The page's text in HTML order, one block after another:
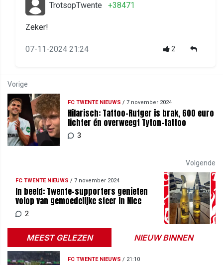
TrotsopTwente +38471
Zeker!
07-11-2024 21:24 2
Vorige
FC TWENTE NIEUWS / 7 november 2024
Hilarisch: Tattoo-Rutger is brak, 600 euro
lichter én overweegt Tyton-tattoo
3
Volgende
FC TWENTE NIEUWS / 7 november 2024
In beeld: Twente-supporters genieten
volop van gemoedelijke sfeer in Nice
2
MEEST GELEZEN NIEUW BINNEN
FC TWENTE NIEUWS / 21:10